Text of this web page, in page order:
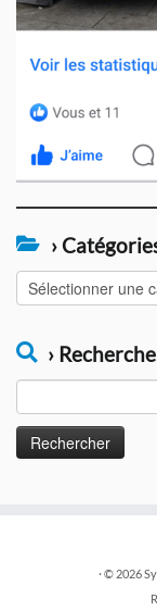
›
Catégories
›
·© 2026